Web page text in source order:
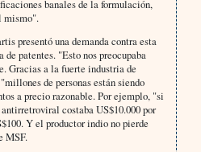
banales de la formulación,
mismo".
presentó una demanda contra esta
patentes. "Esto nos preocupaba
Gracias a la fuerte industria de
de personas están siendo
a precio razonable. Por ejemplo, "si
costaba US$10.000 por
Y el productor indio no pierde
MSF.